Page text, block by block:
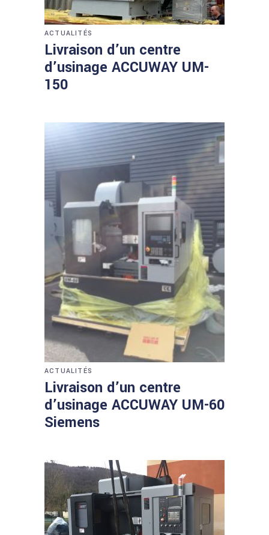
ACTUALITÉS
Livraison d’un centre
d’usinage ACCUWAY UM-
150
ACTUALITÉS
Livraison d’un centre
d’usinage ACCUWAY UM-60
Siemens